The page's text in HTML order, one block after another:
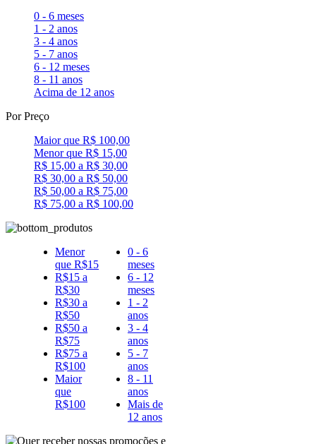
0 - 6 meses
1 - 2 anos
3 - 4 anos
5 - 7 anos
6 - 12 meses
8 - 11 anos
Acima de 12 anos
Por Preço
Maior que R$ 100,00
Menor que R$ 15,00
R$ 15,00 a R$ 30,00
R$ 30,00 a R$ 50,00
R$ 50,00 a R$ 75,00
R$ 75,00 a R$ 100,00
Menor
que R$15
R$15 a
R$30
R$30 a
R$50
R$50 a
R$75
R$75 a
R$100
Maior
que
R$100
0 - 6
meses
6 - 12
meses
1 - 2
anos
3 - 4
anos
5 - 7
anos
8 - 11
anos
Mais de
12 anos